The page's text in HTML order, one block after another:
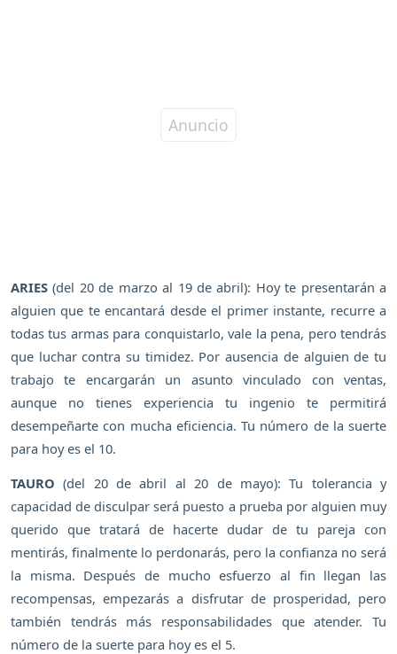
ARIES (del 20 de marzo al 19 de abril): Hoy te presentarán a
alguien que te encantará desde el primer instante, recurre a
todas tus armas para conquistarlo, vale la pena, pero tendrás
que luchar contra su timidez. Por ausencia de alguien de tu
trabajo te encargarán un asunto vinculado con ventas,
aunque no tienes experiencia tu ingenio te permitirá
desempeñarte con mucha eficiencia. Tu número de la suerte
para hoy es el 10.
TAURO (del 20 de abril al 20 de mayo): Tu tolerancia y
capacidad de disculpar será puesto a prueba por alguien muy
querido que tratará de hacerte dudar de tu pareja con
mentirás, finalmente lo perdonarás, pero la confianza no será
la misma. Después de mucho esfuerzo al fin llegan las
recompensas, empezarás a disfrutar de prosperidad, pero
también tendrás más responsabilidades que atender. Tu
número de la suerte para hoy es el 5.